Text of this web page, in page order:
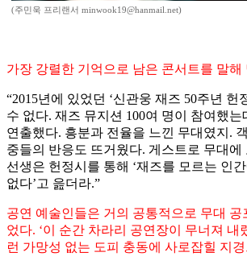
(주민욱 프리랜서 minwook19@hanmail.net)
가장 강렬한 기억으로 남은 콘서트를 말해
“2015년에 있었던 ‘신관웅 재즈 50주년 헌
수 없다. 재즈 뮤지션 100여 명이 참여했
연출했다. 흥분과 전율을 느낀 무대였지.
중들의 반응도 뜨거웠다. 게스트로 무대에
선생은 헌정시를 통해 ‘재즈를 모르는 인
없다’고 읊더라.”
공연 예술인들은 거의 공통적으로 무대 공
었다. ‘이 순간 차라리 공연장이 무너져 내
런 가망성 없는 도피 충동에 사로잡힐 지